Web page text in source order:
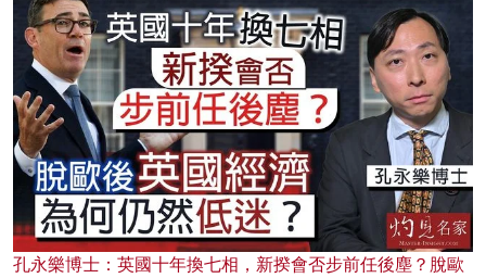
孔永樂博士：英國十年換七相，新揆會否步前任後塵？脫歐